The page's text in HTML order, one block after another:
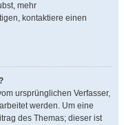
mehr
kontaktiere einen
ursprünglichen Verfasser,
werden. Um eine
des Themas; dieser ist